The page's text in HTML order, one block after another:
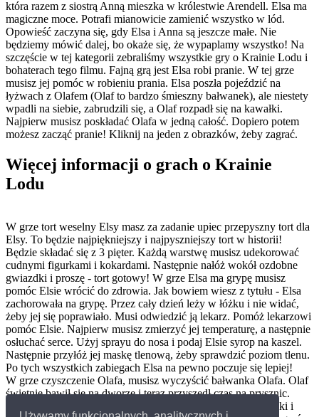
która razem z siostrą Anną mieszka w królestwie Arendell. Elsa ma
magiczne moce. Potrafi mianowicie zamienić wszystko w lód.
Opowieść zaczyna się, gdy Elsa i Anna są jeszcze małe. Nie
będziemy mówić dalej, bo okaże się, że wypaplamy wszystko! Na
szczęście w tej kategorii zebraliśmy wszystkie gry o Krainie Lodu i
bohaterach tego filmu. Fajną grą jest Elsa robi pranie. W tej grze
musisz jej pomóc w robieniu prania. Elsa poszła pojeździć na
łyżwach z Olafem (Olaf to bardzo śmieszny bałwanek), ale niestety
wpadli na siebie, zabrudzili się, a Olaf rozpadł się na kawałki.
Najpierw musisz poskładać Olafa w jedną całość. Dopiero potem
możesz zacząć pranie! Kliknij na jeden z obrazków, żeby zagrać.
Więcej informacji o grach o Krainie
Lodu
W grze tort weselny Elsy masz za zadanie upiec przepyszny tort dla
Elsy. To będzie najpiękniejszy i najpyszniejszy tort w historii!
Będzie składać się z 3 pięter. Każdą warstwę musisz udekorować
cudnymi figurkami i kokardami. Następnie nałóż wokół ozdobne
gwiazdki i proszę - tort gotowy! W grze Elsa ma grypę musisz
pomóc Elsie wrócić do zdrowia. Jak bowiem wiesz z tytułu - Elsa
zachorowała na grypę. Przez cały dzień leży w łóżku i nie widać,
żeby jej się poprawiało. Musi odwiedzić ją lekarz. Pomóż lekarzowi
pomóc Elsie. Najpierw musisz zmierzyć jej temperaturę, a następnie
osłuchać serce. Użyj sprayu do nosa i podaj Elsie syrop na kaszel.
Następnie przyłóż jej maskę tlenową, żeby sprawdzić poziom tlenu.
Po tych wszystkich zabiegach Elsa na pewno poczuje się lepiej!
W grze czyszczenie Olafa, musisz wyczyścić bałwanka Olafa. Olaf
świetnie bawił się na dworze i teraz przyszedł czas na prysznic.
Musisz mu pomóc. Najpierw wyjmij z niego wszystkie gałązki i